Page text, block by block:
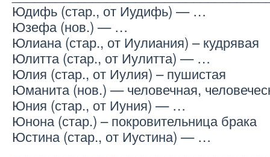
Юдифь (стар., от Иудифь) — …
Юзефа (нов.) — …
Юлиана (стар., от Иулиания) – кудрявая
Юлитта (стар., от Иулитта) — …
Юлия (стар., от Иулия) – пушистая
Юманита (нов.) — человечная,
Юния (стар., от Иуния) — …
Юнона (стар.) – покровительница брака
Юстина (стар., от Иустина) — …